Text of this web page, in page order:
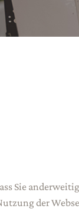
Sie
der